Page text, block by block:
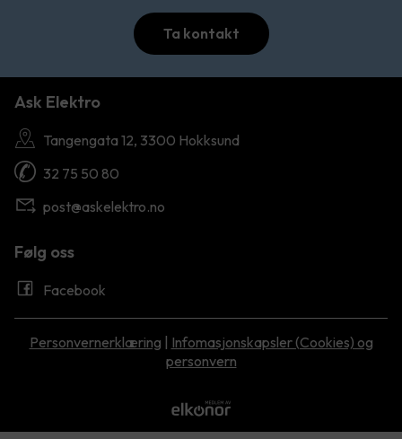
Ta kontakt
Ask Elektro
Tangengata 12, 3300 Hokksund
32 75 50 80
post@askelektro.no
Følg oss
Facebook
Personvernerklæring | Infomasjonskapsler (Cookies) og
personvern